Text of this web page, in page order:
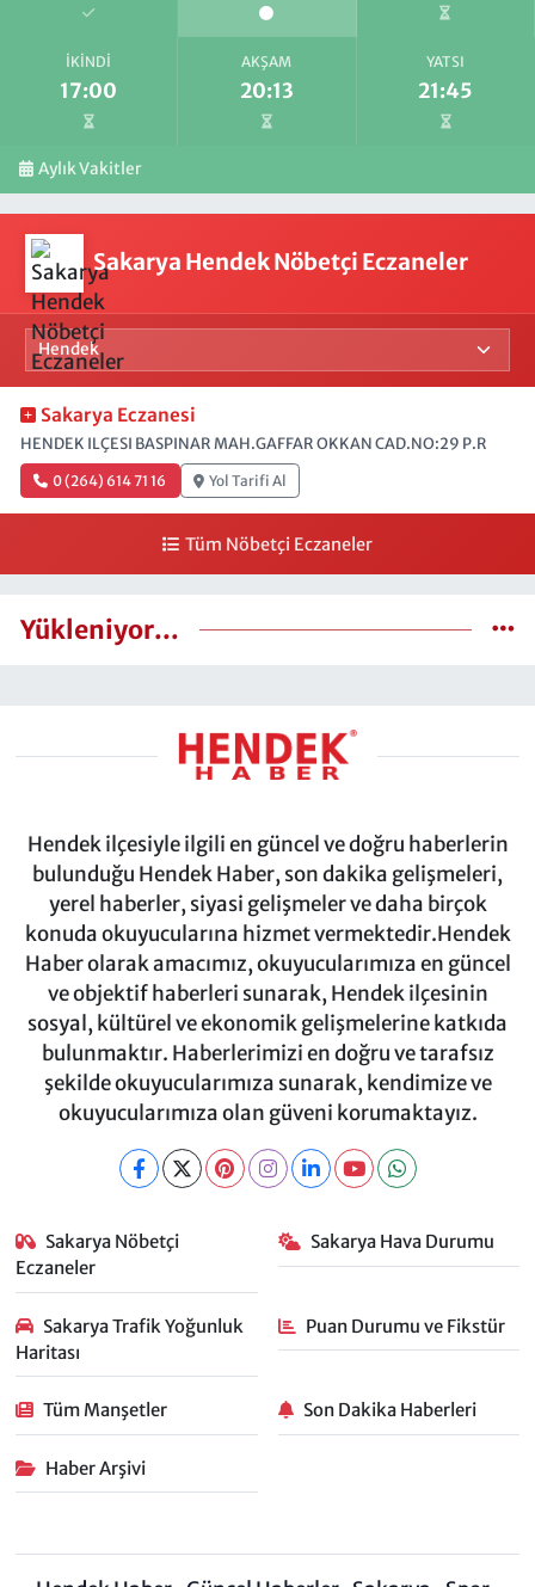
İKINDI
17:00
AKŞAM
20:13
YATSI
21:45
Aylık Vakitler
Sakarya Hendek Nöbetçi Eczaneler
Sakarya Eczanesi
HENDEK ILÇESI BASPINAR MAH.GAFFAR OKKAN CAD.NO:29 P.R
0 (264) 614 71 16 Yol Tarifi Al
Tüm Nöbetçi Eczaneler
Yükleniyor...
Hendek ilçesiyle ilgili en güncel ve doğru haberlerin
bulunduğu Hendek Haber, son dakika gelişmeleri,
yerel haberler, siyasi gelişmeler ve daha birçok
konuda okuyucularına hizmet vermektedir.Hendek
Haber olarak amacımız, okuyucularımıza en güncel
ve objektif haberleri sunarak, Hendek ilçesinin
sosyal, kültürel ve ekonomik gelişmelerine katkıda
bulunmaktır. Haberlerimizi en doğru ve tarafsız
şekilde okuyucularımıza sunarak, kendimize ve
okuyucularımıza olan güveni korumaktayız.
Sakarya Nöbetçi
Eczaneler
Sakarya Hava Durumu
Sakarya Trafik Yoğunluk
Haritası
Puan Durumu ve Fikstür
Tüm Manşetler Son Dakika Haberleri
Haber Arşivi